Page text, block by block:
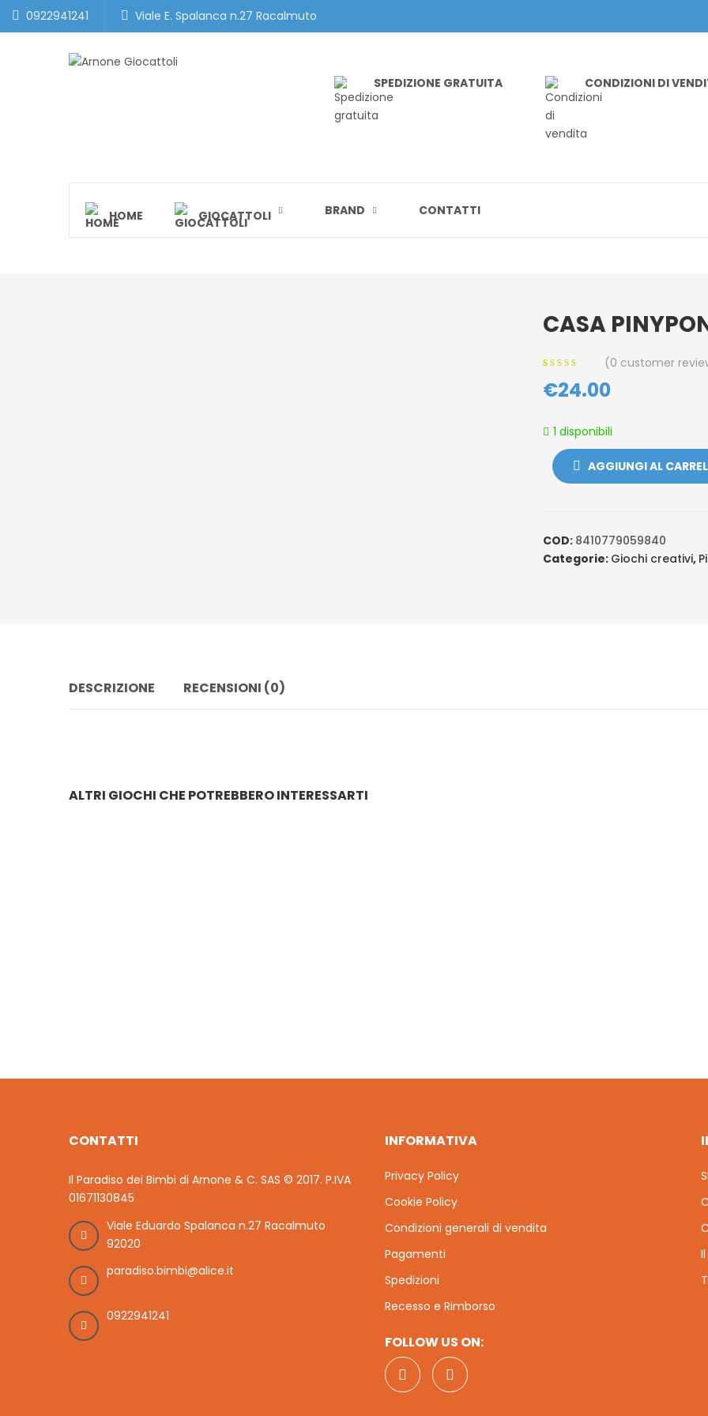
0922941241 Viale E. Spalanca n.27 Racalmuto
SPEDIZIONE GRATUITA CONDIZIONI DI
HOME GIOCATTOLI BRAND CONTATTI
CASA
0out of
5
based on
0
(0 customer
€24.00
1 disponibili
AGGIUNGI AL
COD: 8410779059840
Categorie: Giochi creativi,
DESCRIZIONE RECENSIONI (0)
ALTRI GIOCHI CHE POTREBBERO INTERESSARTI
CONTATTI
Il Paradiso dei Bimbi di Arnone & C. SAS © 2017. P.IVA
01671130845
Viale Eduardo Spalanca n.27 Racalmuto
92020
paradiso.bimbi@alice.it
0922941241
INFORMATIVA
Privacy Policy
Cookie Policy
Condizioni generali di vendita
Pagamenti
Spedizioni
Recesso e Rimborso
FOLLOW US ON: